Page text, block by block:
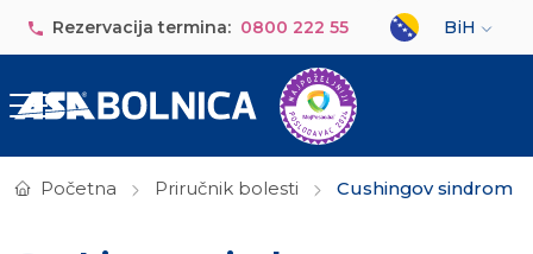
Rezervacija termina: 0800 222 55
Select your
BiH
Početna Priručnik bolesti Cushingov sindrom